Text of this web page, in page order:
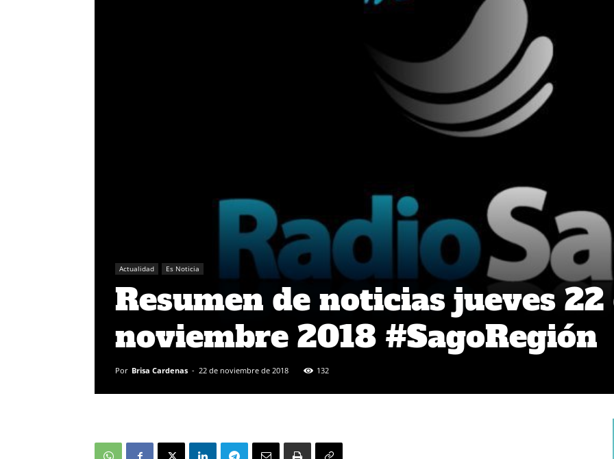
Actualidad Es Noticia
Resumen de noticias jueves 22
noviembre 2018 #SagoRegión
Por Brisa Cardenas - 22 de noviembre de 2018 132